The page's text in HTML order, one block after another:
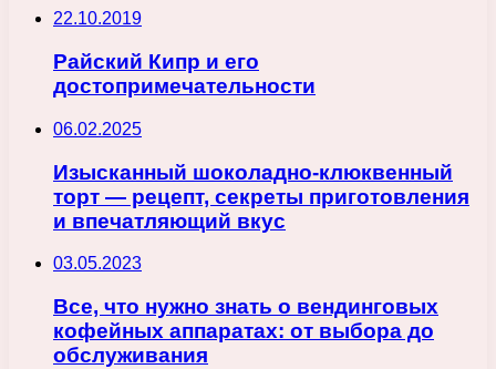
22.10.2019
Райский Кипр и его
достопримечательности
06.02.2025
Изысканный шоколадно-клюквенный
торт — рецепт, секреты приготовления
и впечатляющий вкус
03.05.2023
Все, что нужно знать о вендинговых
кофейных аппаратах: от выбора до
обслуживания